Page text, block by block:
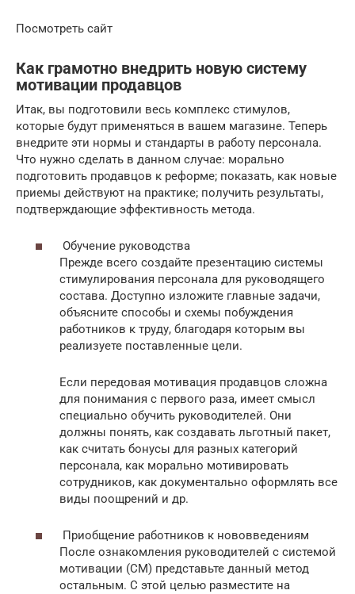
Посмотреть сайт
Как грамотно внедрить новую систему
мотивации продавцов
Итак, вы подготовили весь комплекс стимулов,
которые будут применяться в вашем магазине. Теперь
внедрите эти нормы и стандарты в работу персонала.
Что нужно сделать в данном случае: морально
подготовить продавцов к реформе; показать, как новые
приемы действуют на практике; получить результаты,
подтверждающие эффективность метода.
Обучение руководства
Прежде всего создайте презентацию системы
стимулирования персонала для руководящего
состава. Доступно изложите главные задачи,
объясните способы и схемы побуждения
работников к труду, благодаря которым вы
реализуете поставленные цели.
Если передовая мотивация продавцов сложна
для понимания с первого раза, имеет смысл
специально обучить руководителей. Они
должны понять, как создавать льготный пакет,
как считать бонусы для разных категорий
персонала, как морально мотивировать
сотрудников, как документально оформлять все
виды поощрений и др.
Приобщение работников к нововведениям
После ознакомления руководителей с системой
мотивации (СМ) представьте данный метод
остальным. С этой целью разместите на